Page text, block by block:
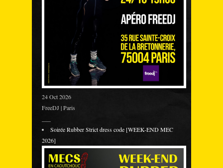
24 Oct 2026
FreeDJ | Paris
Soirée Rubber Strict dress code [WEEK-END MEC
2026]